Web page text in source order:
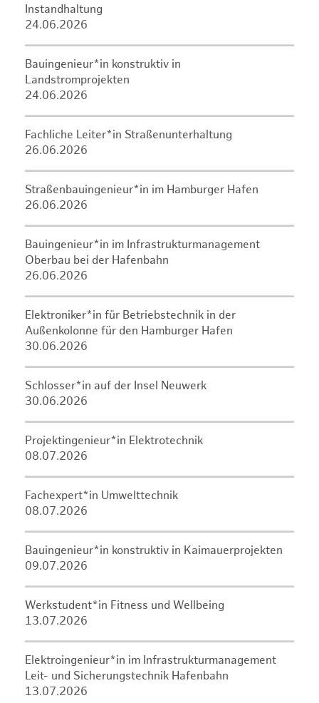
Instandhaltung
24.06.2026
Bauingenieur*in konstruktiv in
Landstromprojekten
24.06.2026
Fachliche Leiter*in Straßenunterhaltung
26.06.2026
Straßenbauingenieur*in im Hamburger Hafen
26.06.2026
Bauingenieur*in im Infrastrukturmanagement
Oberbau bei der Hafenbahn
26.06.2026
Elektroniker*in für Betriebstechnik in der
Außenkolonne für den Hamburger Hafen
30.06.2026
Schlosser*in auf der Insel Neuwerk
30.06.2026
Projektingenieur*in Elektrotechnik
08.07.2026
Fachexpert*in Umwelttechnik
08.07.2026
Bauingenieur*in konstruktiv in Kaimauerprojekten
09.07.2026
Werkstudent*in Fitness und Wellbeing
13.07.2026
Elektroingenieur*in im Infrastrukturmanagement
Leit- und Sicherungstechnik Hafenbahn
13.07.2026